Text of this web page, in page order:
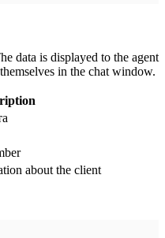
data is displayed to the agent
in the chat window.
about the client